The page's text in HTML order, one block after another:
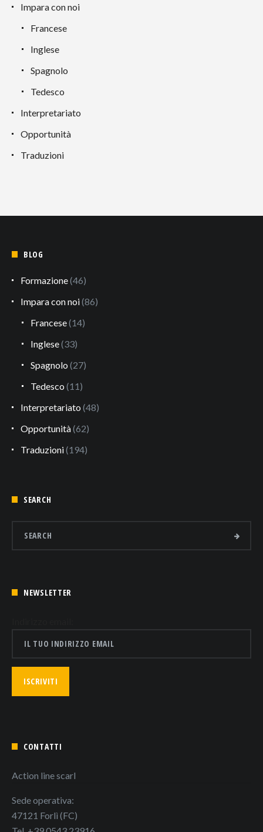
Impara con noi
Francese
Inglese
Spagnolo
Tedesco
Interpretariato
Opportunità
Traduzioni
BLOG
Formazione(46)
Impara con noi(86)
Francese(14)
Inglese(33)
Spagnolo (27)
Tedesco (11)
Interpretariato (48)
Opportunità(62)
Traduzioni(194)
SEARCH
NEWSLETTER
CONTATTI
Action line scarl
Sede operativa:
47121 Forlì (FC)